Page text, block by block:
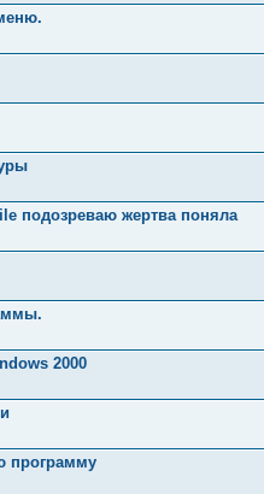
подозреваю жертва поняла
2000
программу